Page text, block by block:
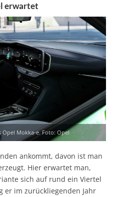
erwartet
Opel Mokka-e. Foto: Opel
ankommt, davon ist man
Hier erwartet man,
sich auf rund ein Viertel
er im zurückliegenden Jahr